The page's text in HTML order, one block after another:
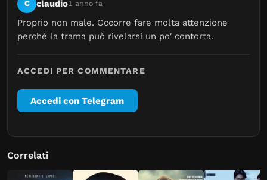
C claudio1 anno fa
Proprio non male. Occorre fare molta attenzione
perchè la trama può rivelarsi un po' contorta.
ACCEDI PER COMMENTARE
Accedi con Telegram
Correlati